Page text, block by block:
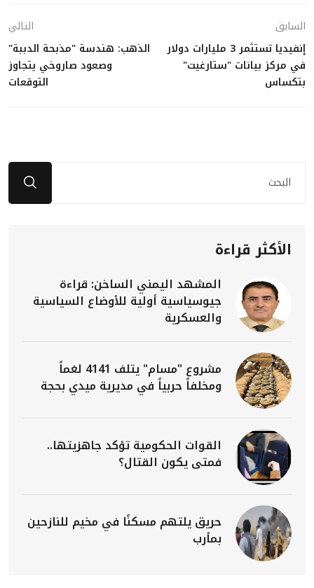
السابق
إنفيديا تستثمر 3 مليارات دولار
في مركز بيانات "ستارغيت"
بتكساس
التالي
الذهب: هندسة "مذبحة الدببة"
وصعود صاروخي يتجاوز
التوقعات
الأكثر قراءة
المشهد اليمني الساخن: قراءة
جيوسياسية أولية للأوضاع السياسية
والعسكرية
مشروع "مسام" يتلف 4141 لغماً
ومخلفاً حربياً في مديرية ميدي بحجة
القوات الحكومية تؤكد جاهزيتها..
فمتى يكون القتال؟
حريق يلتهم مسكنًا في مخيم للنازحين
بمأرب